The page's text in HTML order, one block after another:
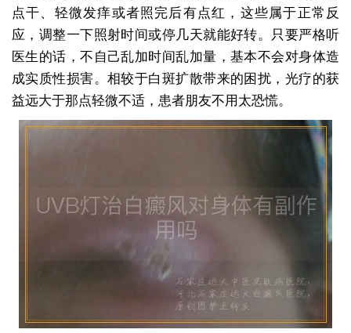
点干、轻微发痒或者照完后有点红，这些属于正常反
应，调整一下照射时间或停几天就能好转。只要严格听
医生的话，不自己乱加时间乱加量，基本不会对身体造
成实质性损害。相较于白斑扩散带来的困扰，光疗的获
益远大于那点轻微不适，患者朋友不用太恐慌。